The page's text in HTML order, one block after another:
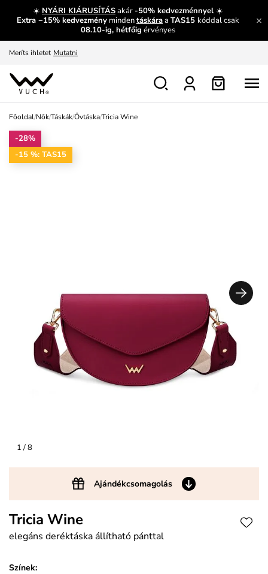
☀️ NYÁRI KIÁRUSÍTÁSakár-50% kedvezménnyel ☀️
Extra −15% kedvezmény mindentáskáraa TAS15 kóddal csak
08.10-ig, hétfőig érvényes
Fedezze fel velünk az újdonságokat.
Ingyenes csere és visszaküldés
Főoldal/Nők/Táskák/Övtáska/Tricia Wine
1/ 8
Ajándékcsomagolás
-28%
-15 %: TAS15
Tricia Wine
elegáns deréktáska állítható pánttal
Színek: